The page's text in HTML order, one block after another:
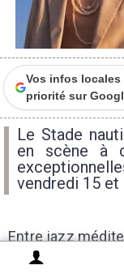
Vos infos locales
priorité sur
Le Stade
en scène à
vendredi 15 et
Entre jazz
venez vibrer au